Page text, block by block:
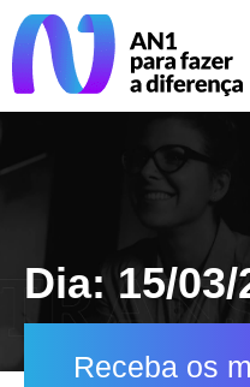
Dia: 15/03/
Receba os